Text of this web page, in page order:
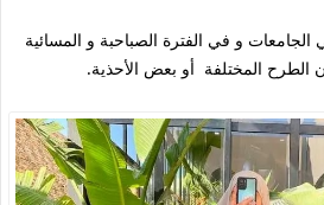
و في الفترة الصباحبة و المسائية
الطرح المختلفة أو بعض الأحذية.